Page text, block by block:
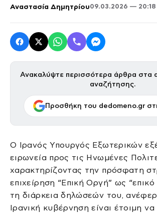
Αναστασία Δημητρίου09.03.2026 — 20:18
Ανακαλύψτε περισσότερα άρθρα στα
αναζήτησης.
Προσθήκη του dedomeno.gr
Ο Ιρανός Υπουργός Εξωτερικών
ειρωνεία προς τις Ηνωμένες
χαρακτηρίζοντας την πρόσφατη
επιχείρηση “Επική Οργή” ως
τη διάρκεια δηλώσεών του,
Ιρανική κυβέρνηση είναι έτοιμη